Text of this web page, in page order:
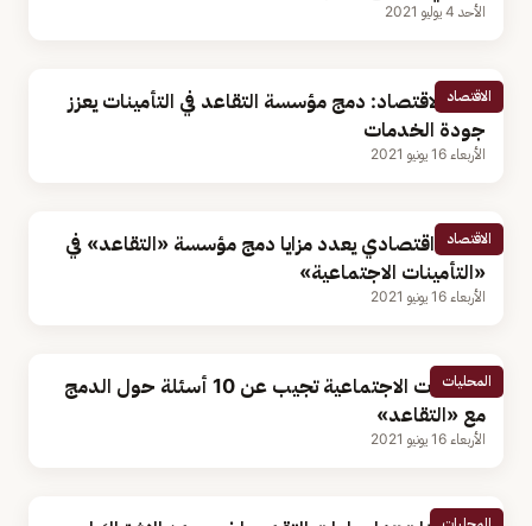
الأحد 4 يوليو 2021
الاقتصاد
وزارة الاقتصاد: دمج مؤسسة التقاعد في التأمينات يعزز
جودة الخدمات
الأربعاء 16 يونيو 2021
الاقتصاد
محلل اقتصادي يعدد مزايا دمج مؤسسة «التقاعد» في
«التأمينات الاجتماعية»
الأربعاء 16 يونيو 2021
المحليات
التأمينات الاجتماعية تجيب عن 10 أسئلة حول الدمج
مع «التقاعد»
الأربعاء 16 يونيو 2021